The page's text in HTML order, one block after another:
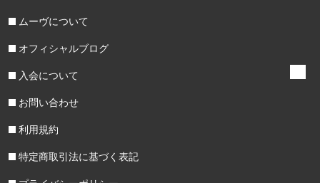
ムーヴについて
オフィシャルブログ
入会について
お問い合わせ
利用規約
特定商取引法に基づく表記